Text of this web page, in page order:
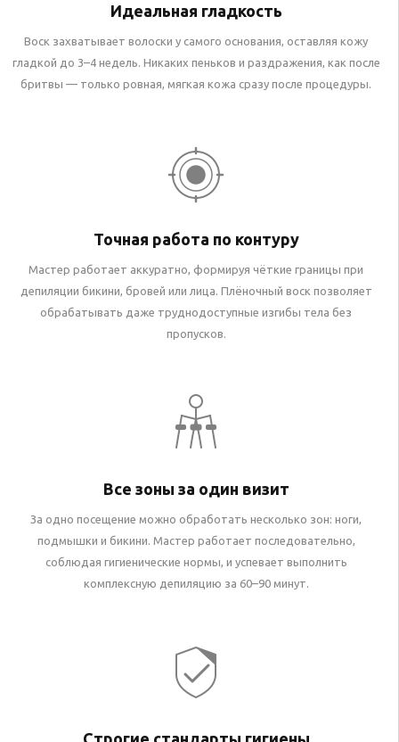
Идеальная гладкость
Воск захватывает волоски у самого основания, оставляя кожу
гладкой до 3–4 недель. Никаких пеньков и раздражения, как после
бритвы — только ровная, мягкая кожа сразу после процедуры.
Точная работа по контуру
Мастер работает аккуратно, формируя чёткие границы при
депиляции бикини, бровей или лица. Плёночный воск позволяет
обрабатывать даже труднодоступные изгибы тела без
пропусков.
Все зоны за один визит
За одно посещение можно обработать несколько зон: ноги,
подмышки и бикини. Мастер работает последовательно,
соблюдая гигиенические нормы, и успевает выполнить
комплексную депиляцию за 60–90 минут.
Строгие стандарты гигиены